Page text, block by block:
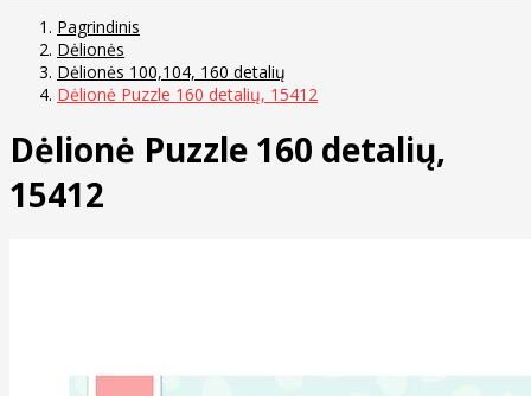
Pagrindinis
Dėlionės
Dėlionės 100,104, 160 detalių
Dėlionė Puzzle 160 detalių, 15412
Dėlionė Puzzle 160 detalių,
15412